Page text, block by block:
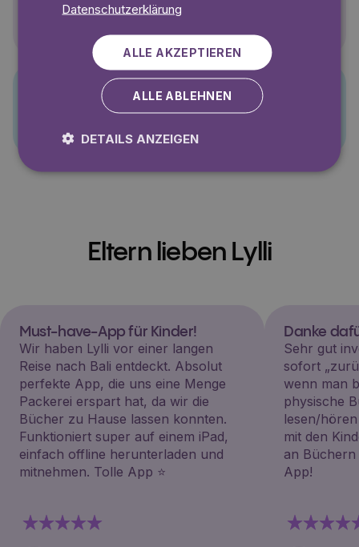
Polly Pocket
Eltern lieben Lylli
Must-have-App für Kinder!
Wir haben Lylli vor einer langen
Reise nach Bali entdeckt. Absolut
perfekte App, die uns eine Menge
Packerei erspart hat, da wir die
Bücher zu Hause lassen konnten.
Funktioniert super auf einem iPad,
einfach offline herunterladen und
mitnehmen. Tolle App ⭐️
Danke
Sehr gut
sofort
wenn man
physische
lesen/
mit den
an Büchern
App!
Datenschutzerklärung
ALLE AKZEPTIEREN
ALLE ABLEHNEN
DETAILS ANZEIGEN